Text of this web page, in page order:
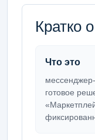
Кратко
Что это
готовое